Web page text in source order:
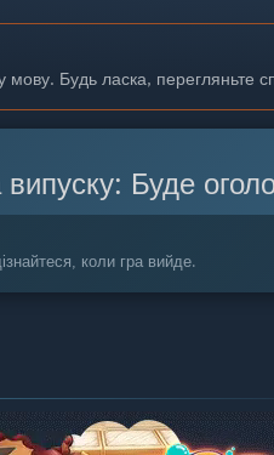
Будь ласка, перегляньте
Буде
коли гра вийде.